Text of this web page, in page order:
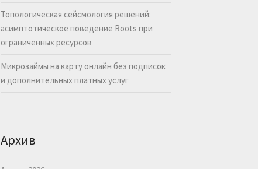
Топологическая сейсмология решений:
асимптотическое поведение Roots при
ограниченных ресурсов
Микрозаймы на карту онлайн без подписок
и дополнительных платных услуг
Архив